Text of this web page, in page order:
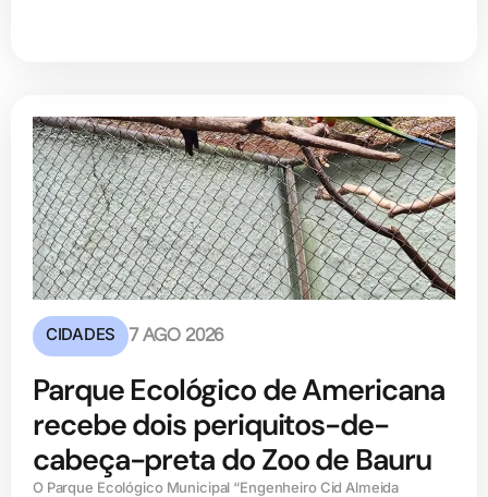
CIDADES 7 AGO 2026
Parque Ecológico de Americana
recebe dois periquitos-de-
cabeça-preta do Zoo de Bauru
O Parque Ecológico Municipal “Engenheiro Cid Almeida